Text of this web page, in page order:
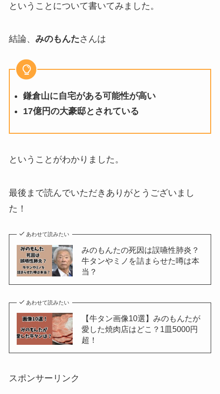
ということについて書いてみました。
結論、 みのもんたさんは
鎌倉山に自宅がある可能性が高い
17億円の大豪邸とされている
ということがわかりました。
最後まで読んでいただきありがとうございまし
た！
あわせて読みたい
みのもんたの死因は誤嚥性肺炎？
牛タンやミノを詰まらせた噂は本
当？
あわせて読みたい
【牛タン画像10選】みのもんたが
愛した焼肉店はどこ？1皿5000円
超！
スポンサーリンク